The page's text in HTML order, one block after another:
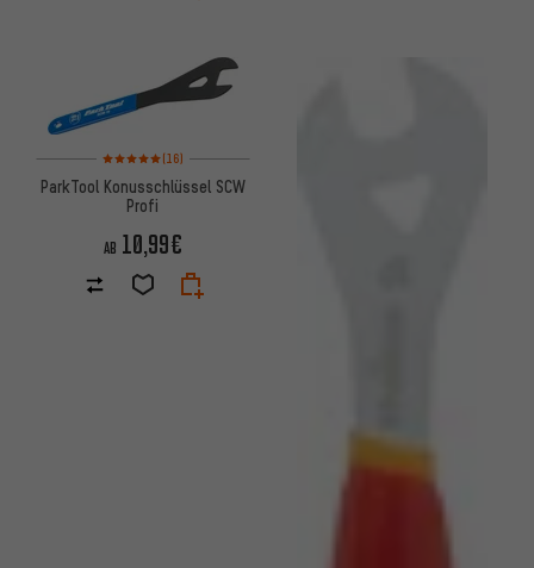
Bewertungen: 5 von 5 basierend auf 16 Bewertungen
(16)
ParkTool Konusschlüssel SCW
Profi
AB 10,99€